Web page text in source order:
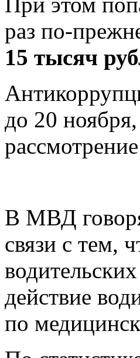
раз по-
15 тысяч
до 20
В МВД
связи с тем,
действие
по